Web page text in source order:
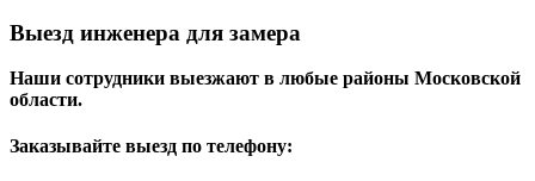
Выезд инженера для замера
Наши сотрудники выезжают в любые районы Московской
области.
Заказывайте выезд по телефону: